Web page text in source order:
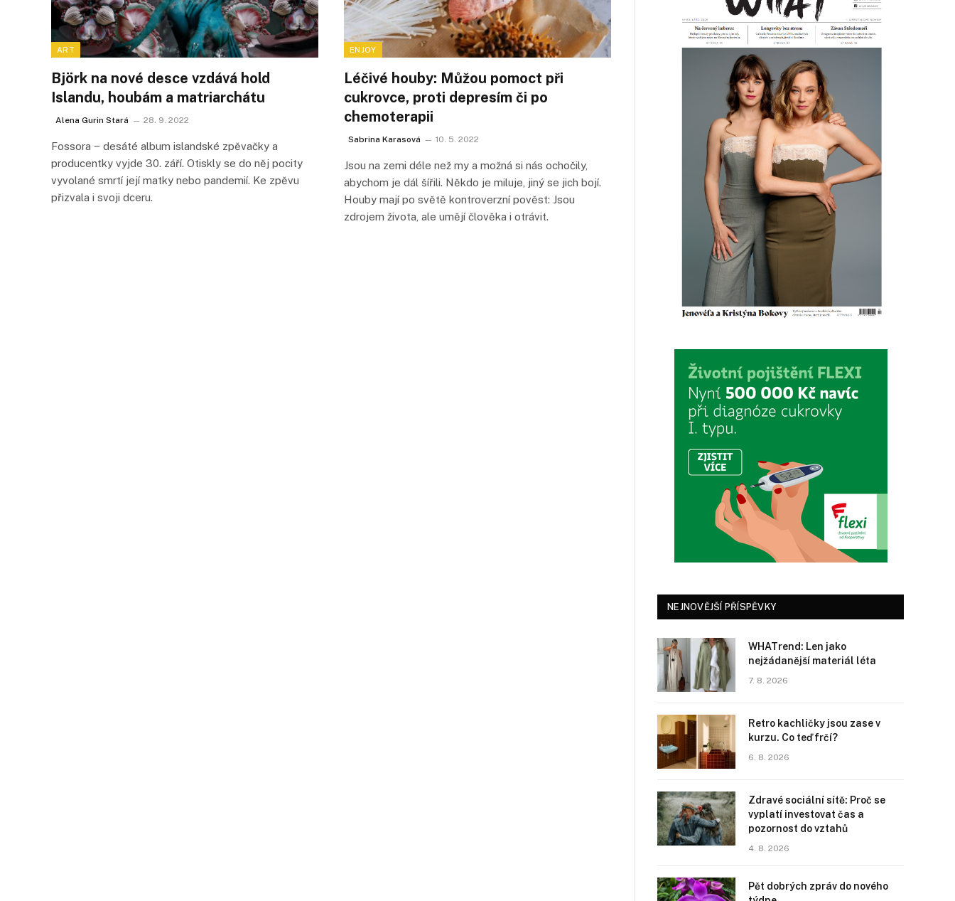
ART
Björk na nové desce vzdává hold
Islandu, houbám a matriarchátu
Alena Gurin Stará 28. 9. 2022
Fossora ‒ desáté album islandské zpěvačky a
producentky vyjde 30. září. Otiskly se do něj pocity
vyvolané smrtí její matky nebo pandemií. Ke zpěvu
přizvala i svoji dceru.
ENJOY
Léčivé houby: Můžou pomoct při
cukrovce, proti depresím či po
chemoterapii
Sabrina Karasová 10. 5. 2022
Jsou na zemi déle než my a možná si nás ochočily,
abychom je dál šířili. Někdo je miluje, jiný se jich bojí.
Houby mají po světě kontroverzní pověst: Jsou
zdrojem života, ale umějí člověka i otrávit.
NEJNOVĚJŠÍ PŘÍSPĚVKY
WHATrend: Len jako
nejžádanější materiál léta
7. 8. 2026
Retro kachličky jsou zase v
kurzu. Co teď frčí?
6. 8. 2026
Zdravé sociální sítě: Proč se
vyplatí investovat čas a
pozornost do vztahů
4. 8. 2026
Pět dobrých zpráv do nového